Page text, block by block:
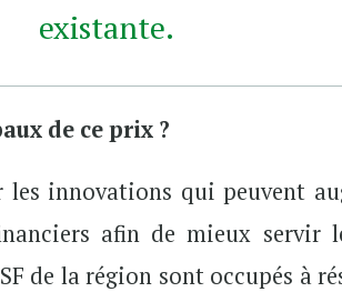
existante.
de ce prix ?
les innovations qui peuvent
afin de mieux servir
de la région sont occupés à